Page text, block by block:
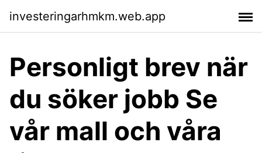
investeringarhmkm.web.app
Personligt brev när
du söker jobb Se
vår mall och våra